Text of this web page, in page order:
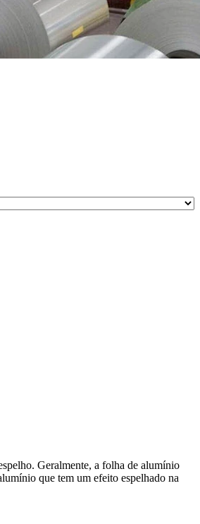
Geralmente, a folha de alumínio
que tem um efeito espelhado na